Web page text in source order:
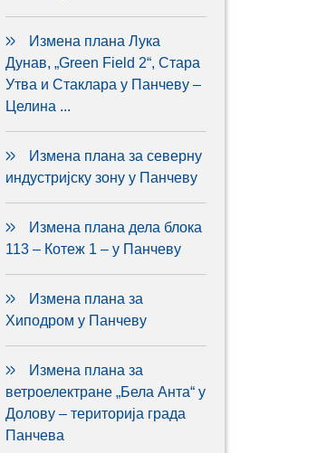
Измена плана Лука
Дунав, „Green Field 2“, Стара
Утва и Стаклара у Панчеву –
Целина ...
Измена плана за северну
индустријску зону у Панчеву
Измена плана дела блока
113 – Котеж 1 – у Панчеву
Измена плана за
Хиподром у Панчеву
Измена плана за
ветроелектране „Бела Анта“ у
Долову – територија града
Панчева